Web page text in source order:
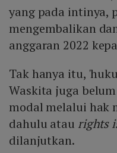
yang pada intinya,
mengembalikan
anggaran 2022
Tak hanya itu,
Waskita juga
modal melalui hak
dahulu atau rights
dilanjutkan.